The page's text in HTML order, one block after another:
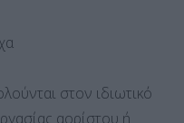
στον ιδιωτικό
αορίστου ή